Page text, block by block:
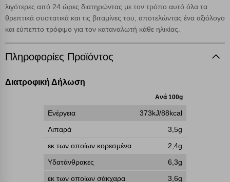
λιγότερες από 24 ώρες διατηρώντας με τον τρόπο αυτό όλα τα
θρεπτικά συστατικά και τις βιταμίνες του, αποτελώντας ένα αξιόλογο
και εύπεπτο τρόφιμο για τον καταναλωτή κάθε ηλικίας.
Πληροφορίες Προϊόντος
Διατροφική Δήλωση
Ανά 100g
Ενέργεια
373kJ/88kcal
Λιπαρά
3,5g
εκ των οποίων κορεσμένα
2,4g
Υδατάνθρακες
6,3g
εκ των οποίων σάκχαρα
3,6g
μπορεί να επηρεάσει την εμπειρία της περιήγησής σας ή/και της
χρήσης των υπηρεσιών μας.Δείτε περισσότερα
Cookies στόχευσης